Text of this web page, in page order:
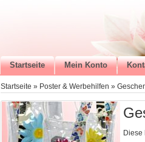
Startseite Mein Konto
Startseite » Poster & Werbehilfen »
Diese